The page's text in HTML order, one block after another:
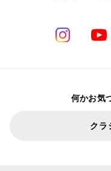
何かお気
クラ